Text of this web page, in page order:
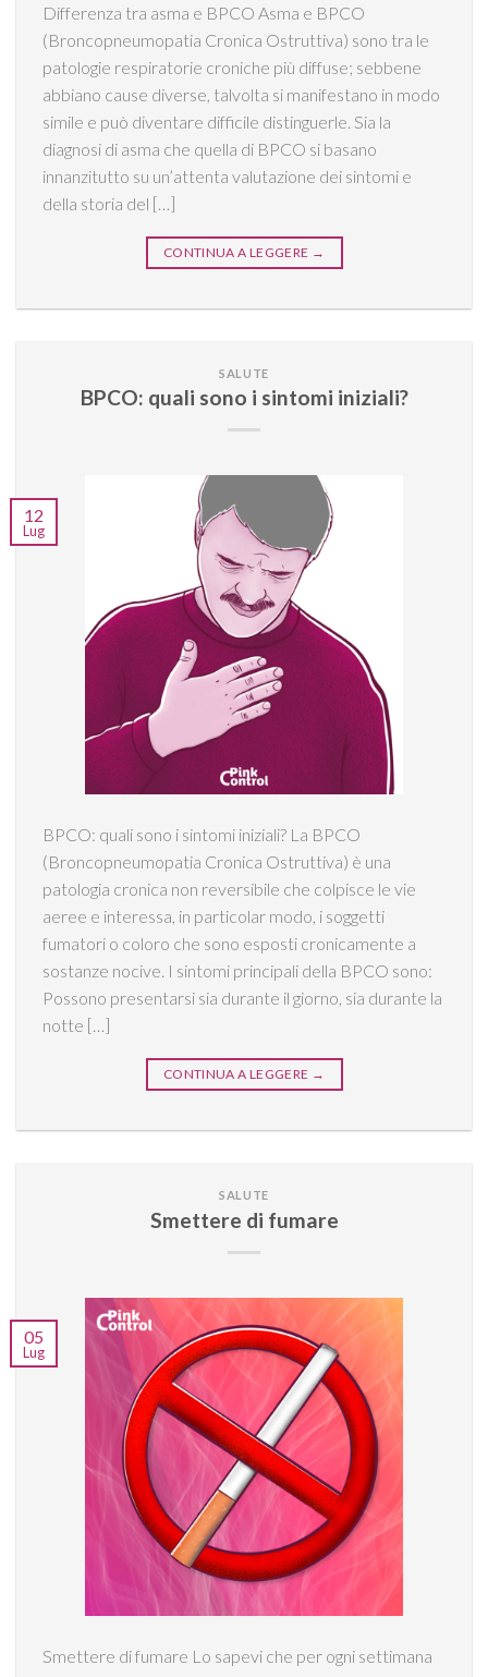
Differenza tra asma e BPCO Asma e BPCO
(Broncopneumopatia Cronica Ostruttiva) sono tra le
patologie respiratorie croniche più diffuse; sebbene
abbiano cause diverse, talvolta si manifestano in modo
simile e può diventare difficile distinguerle. Sia la
diagnosi di asma che quella di BPCO si basano
innanzitutto su un’attenta valutazione dei sintomi e
della storia del […]
CONTINUA A LEGGERE →
SALUTE
BPCO: quali sono i sintomi iniziali?
12
Lug
BPCO: quali sono i sintomi iniziali? La BPCO
(Broncopneumopatia Cronica Ostruttiva) è una
patologia cronica non reversibile che colpisce le vie
aeree e interessa, in particolar modo, i soggetti
fumatori o coloro che sono esposti cronicamente a
sostanze nocive. I sintomi principali della BPCO sono:
Possono presentarsi sia durante il giorno, sia durante la
notte […]
CONTINUA A LEGGERE →
SALUTE
Smettere di fumare
05
Lug
Smettere di fumare Lo sapevi che per ogni settimana